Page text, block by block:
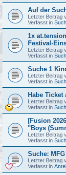
Auf der
Letzter Beitrag
Verfasst in
1x
Festival-
Letzter Beitrag
Verfasst in
Suche 1
Letzter Beitrag
Verfasst in
Habe
Letzter Beitrag
Verfasst in
[Fusion
"Boys
Letzter Beitrag
Verfasst in
Suche:
Letzter Beitrag
Verfasst in